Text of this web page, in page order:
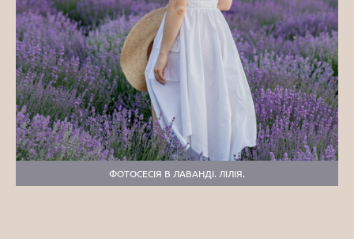
ФОТОСЕСІЯ В ЛАВАНДІ. ЛІЛІЯ.